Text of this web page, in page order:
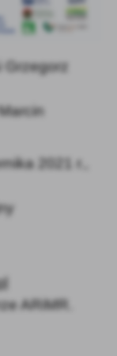
nasze
mediów
Grzegorz
2021 r.,
ARiMR.